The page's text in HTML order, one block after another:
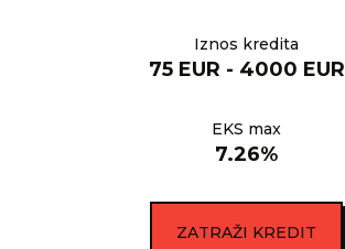
Iznos kredita
75 EUR - 4000 EUR
EKS max
7.26%
ZATRAŽI KREDIT